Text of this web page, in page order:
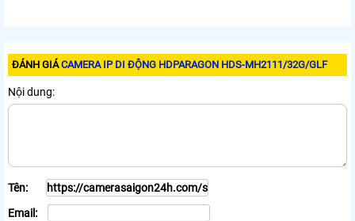
ĐÁNH GIÁCAMERA IP DI ĐỘNG HDPARAGON HDS-MH2111/32G/GLF
Nội dung:
Tên:
Email: